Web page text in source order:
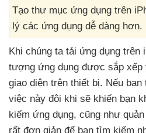
Tạo thư mục ứng dụng trên
lý các ứng dụng dễ dàng hơn.
Khi chúng ta tải ứng dụng trên
tượng ứng dụng được sắp xếp
giao diện trên thiết bị. Nếu bạn
việc này đôi khi sẽ khiến bạn
kiếm ứng dụng, cũng như
rất đơn giản để bạn tìm kiếm